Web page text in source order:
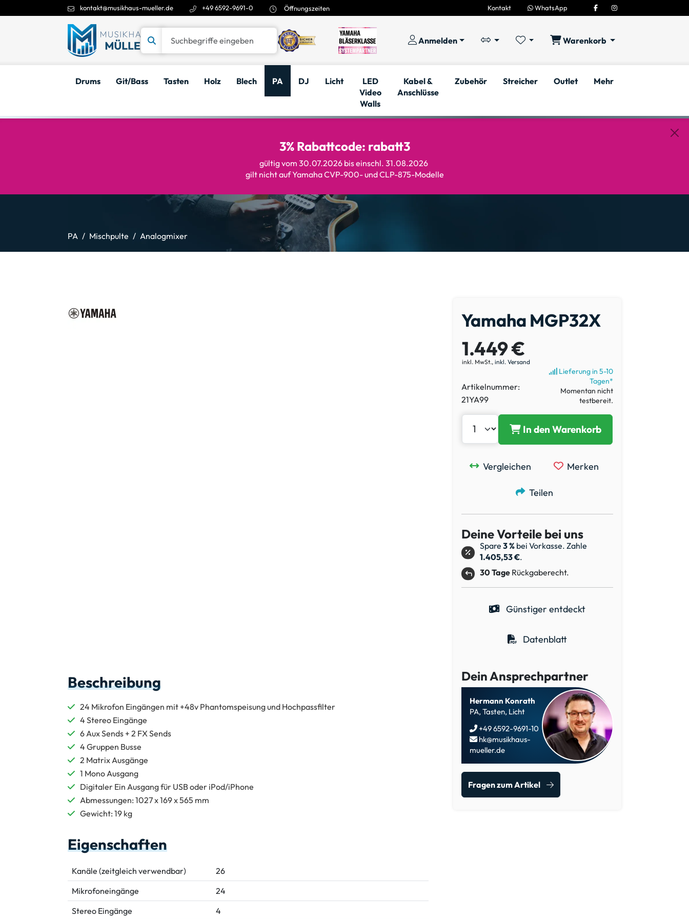
kontakt@musikhaus-mueller.de +49 6592-9691-0 Öffnungszeiten Kontakt WhatsApp
Anmelden Warenkorb
Drums Git/Bass Tasten Holz Blech PA DJ Licht
LED
Video
Walls
Kabel &
Anschlüsse
Zubehör Streicher Outlet Mehr
3% Rabattcode: rabatt3
gültig vom 30.07.2026 bis einschl. 31.08.2026
gilt nicht auf Yamaha CVP-900- und CLP-875-Modelle
PA Mischpulte Analogmixer
Beschreibung
24 Mikrofon Eingängen mit +48v Phantomspeisung und Hochpassfilter
4 Stereo Eingänge
6 Aux Sends + 2 FX Sends
4 Gruppen Busse
2 Matrix Ausgänge
1 Mono Ausgang
Digitaler Ein Ausgang für USB oder iPod/iPhone
Abmessungen: 1027 x 169 x 565 mm
Gewicht: 19 kg
Eigenschaften
Kanäle (zeitgleich verwendbar)
26
Mikrofoneingänge
24
Stereo Eingänge
4
Yamaha MGP32X
1.449 €
inkl. MwSt., inkl. Versand
Artikelnummer:
21YA99
Lieferung in 5-10
Tagen*
Momentan nicht
testbereit.
In den Warenkorb
Vergleichen Merken
Teilen
Deine Vorteile bei uns
Spare 3 % bei Vorkasse. Zahle
1.405,53 €.
30 Tage Rückgaberecht.
Günstiger entdeckt
Datenblatt
Dein Ansprechpartner
Hermann Konrath
PA, Tasten, Licht
+49 6592-9691-10
hk@musikhaus-
mueller.de
Fragen zum Artikel